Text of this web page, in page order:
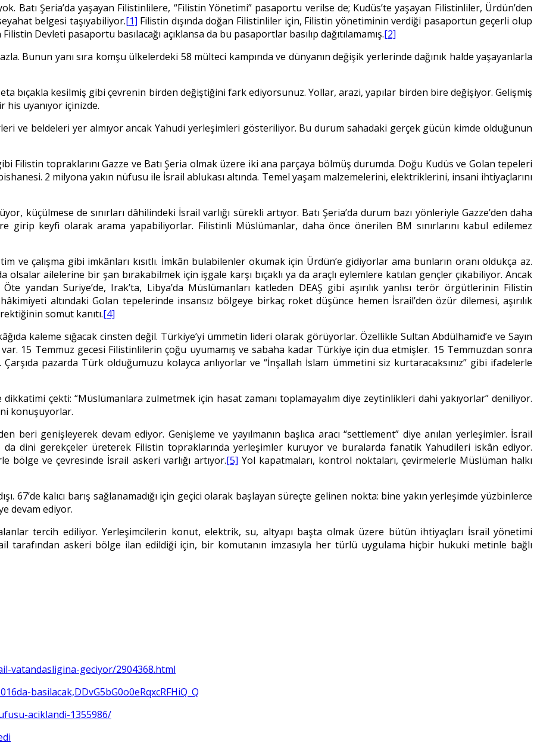
Batı Şeria’da yaşayan Filistinlilere, “Filistin Yönetimi” pasaportu verilse de; Kudüs’te yaşayan Filistinliler, Ürdün’den
belgesi taşıyabiliyor.[1] Filistin dışında doğan Filistinliler için, Filistin yönetiminin verdiği pasaportun geçerli olup
Devleti pasaportu basılacağı açıklansa da bu pasaportlar basılıp dağıtılamamış.[2]
Bunun yanı sıra komşu ülkelerdeki 58 mülteci kampında ve dünyanın değişik yerlerinde dağınık halde yaşayanlarla
bıçakla kesilmiş gibi çevrenin birden değiştiğini fark ediyorsunuz. Yollar, arazi, yapılar birden bire değişiyor. Gelişmiş
uyanıyor içinizde.
ve beldeleri yer almıyor ancak Yahudi yerleşimleri gösteriliyor. Bu durum sahadaki gerçek gücün kimde olduğunun
Filistin topraklarını Gazze ve Batı Şeria olmak üzere iki ana parçaya bölmüş durumda. Doğu Kudüs ve Golan tepeleri
2 milyona yakın nüfusu ile İsrail ablukası altında. Temel yaşam malzemelerini, elektriklerini, insani ihtiyaçlarını
küçülmese de sınırları dâhilindeki İsrail varlığı sürekli artıyor. Batı Şeria’da durum bazı yönleriyle Gazze’den daha
girip keyfi olarak arama yapabiliyorlar. Filistinli Müslümanlar, daha önce önerilen BM sınırlarını kabul edilemez
ve çalışma gibi imkânları kısıtlı. İmkân bulabilenler okumak için Ürdün’e gidiyorlar ama bunların oranı oldukça az.
olsalar ailelerine bir şan bırakabilmek için işgale karşı bıçaklı ya da araçlı eylemlere katılan gençler çıkabiliyor. Ancak
Suriye’de, Irak’ta, Libya’da Müslümanları katleden DEAŞ gibi aşırılık yanlısı terör örgütlerinin Filistin
altındaki Golan tepelerinde insansız bölgeye birkaç roket düşünce hemen İsrail’den özür dilemesi, aşırılık
somut kanıtı.[4]
kaleme sığacak cinsten değil. Türkiye’yi ümmetin lideri olarak görüyorlar. Özellikle Sultan Abdülhamid’e ve Sayın
15 Temmuz gecesi Filistinlilerin çoğu uyumamış ve sabaha kadar Türkiye için dua etmişler. 15 Temmuzdan sonra
Çarşıda pazarda Türk olduğumuzu kolayca anlıyorlar ve “İnşallah İslam ümmetini siz kurtaracaksınız” gibi ifadelerle
çekti: “Müslümanlara zulmetmek için hasat zamanı toplamayalım diye zeytinlikleri dahi yakıyorlar” deniliyor.
konuşuyorlar.
beri genişleyerek devam ediyor. Genişleme ve yayılmanın başlıca aracı “settlement” diye anılan yerleşimler. İsrail
dini gerekçeler üreterek Filistin topraklarında yerleşimler kuruyor ve buralarda fanatik Yahudileri iskân ediyor.
bölge ve çevresinde İsrail askeri varlığı artıyor.[5] Yol kapatmaları, kontrol noktaları, çevirmelerle Müslüman halkı
67’de kalıcı barış sağlanamadığı için geçici olarak başlayan süreçte gelinen nokta: bine yakın yerleşimde yüzbinlerce
devam ediyor.
tercih ediliyor. Yerleşimcilerin konut, elektrik, su, altyapı başta olmak üzere bütün ihtiyaçları İsrail yönetimi
tarafından askeri bölge ilan edildiği için, bir komutanın imzasıyla her türlü uygulama hiçbir hukuki metinle bağlı
vatandasligina-geciyor/2904368.html
basilacak,DDvG5bG0o0eRqxcRFHiQ_Q
aciklandi-1355986/